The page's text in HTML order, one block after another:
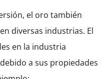
el oro también
diversas industrias. El
en la industria
a sus propiedades